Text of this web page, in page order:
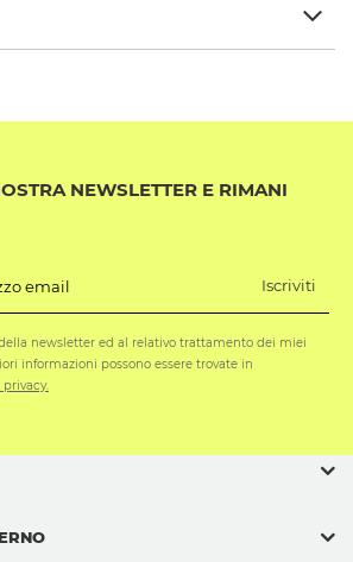
NEWSLETTER E RIMANI
email Iscriviti
newsletter ed al relativo trattamento dei miei
informazioni possono essere trovate in